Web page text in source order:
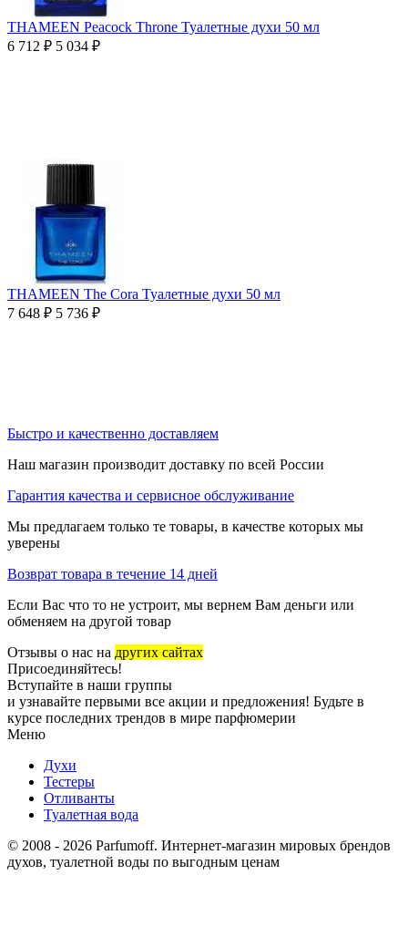
THAMEEN Peacock Throne Туалетные духи 50 мл
6 712 ₽ 5 034 ₽
THAMEEN The Cora Туалетные духи 50 мл
7 648 ₽ 5 736 ₽
Быстро и качественно доставляем
Наш магазин производит доставку по всей России
Гарантия качества и сервисное обслуживание
Мы предлагаем только те товары, в качестве которых мы
уверены
Возврат товара в течение 14 дней
Если Вас что то не устроит, мы вернем Вам деньги или
обменяем на другой товар
Отзывы о нас на других сайтах
Присоединяйтесь!
Вступайте в наши группы
и узнавайте первыми все акции и предложения! Будьте в
курсе последних трендов в мире парфюмерии
Меню
Духи
Тестеры
Отливанты
Туалетная вода
© 2008 - 2026 Parfumoff. Интернет-магазин мировых брендов
духов, туалетной воды по выгодным ценам